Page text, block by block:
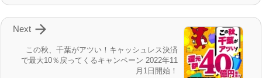
この秋、千葉がアツい！キャッシュレス決済
で最大10％戻ってくるキャンペーン 2022年11
月1日開始！

Next